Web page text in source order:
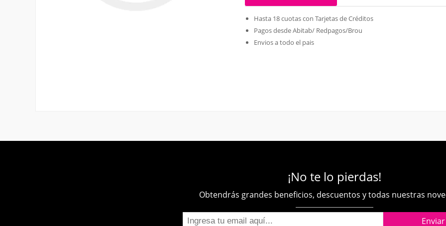
Hasta 18 cuotas con Tarjetas de Créditos
Pagos desde Abitab/ Redpagos/Brou
Envios a todo el pais
¡No te lo pierdas!
Obtendrás grandes beneficios, descuentos y todas nuestras